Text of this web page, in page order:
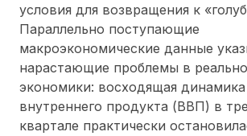
условия для возвращения к
Параллельно поступающие
макроэкономические данные
нарастающие проблемы в
экономики: восходящая динамика
внутреннего продукта (ВВП) в
квартале практически